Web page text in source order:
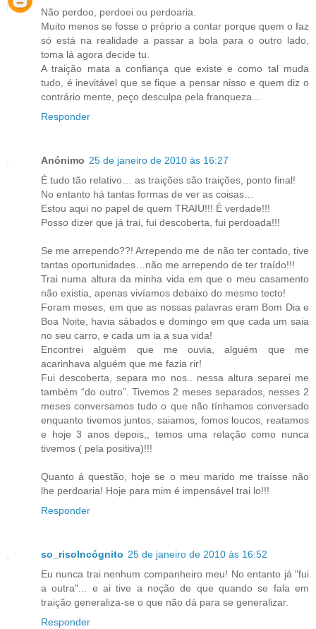
Não perdoo, perdoei ou perdoaria.
Muito menos se fosse o próprio a contar porque quem o faz
só está na realidade a passar a bola para o outro lado,
toma lá agora decide tu.
A traição mata a confiança que existe e como tal muda
tudo, é inevitável que se fique a pensar nisso e quem diz o
contrário mente, peço desculpa pela franqueza...
Responder
Anónimo 25 de janeiro de 2010 às 16:27
É tudo tão relativo… as traições são traições, ponto final!
No entanto há tantas formas de ver as coisas…
Estou aqui no papel de quem TRAIU!!! É verdade!!!
Posso dizer que já trai, fui descoberta, fui perdoada!!!
Se me arrependo??! Arrependo me de não ter contado, tive
tantas oportunidades…não me arrependo de ter traído!!!
Trai numa altura da minha vida em que o meu casamento
não existia, apenas vivíamos debaixo do mesmo tecto!
Foram meses, em que as nossas palavras eram Bom Dia e
Boa Noite, havia sábados e domingo em que cada um saia
no seu carro, e cada um ia a sua vida!
Encontrei alguém que me ouvia, alguém que me
acarinhava alguém que me fazia rir!
Fui descoberta, separa mo nos.. nessa altura separei me
também “do outro”. Tivemos 2 meses separados, nesses 2
meses conversamos tudo o que não tínhamos conversado
enquanto tivemos juntos, saiamos, fomos loucos, reatamos
e hoje 3 anos depois,, temos uma relação como nunca
tivemos ( pela positiva)!!!
Quanto á questão, hoje se o meu marido me traísse não
lhe perdoaria! Hoje para mim é impensável trai lo!!!
Responder
so_risoIncógnito 25 de janeiro de 2010 às 16:52
Eu nunca trai nenhum companheiro meu! No entanto já "fui
a outra"... e ai tive a noção de que quando se fala em
traição generaliza-se o que não dá para se generalizar.
Responder